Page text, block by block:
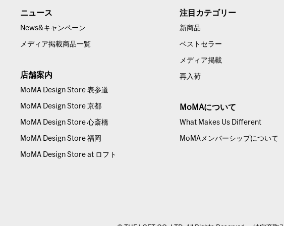
ニュース
News&キャンペーン
メディア掲載商品一覧
店舗案内
MoMA Design Store 表参道
MoMA Design Store 京都
MoMA Design Store 心斎橋
MoMA Design Store 福岡
MoMA Design Store at ロフト
注目カテゴリー
新商品
ベストセラー
メディア掲載
再入荷
MoMAについて
What Makes Us Different
MoMAメンバーシップについて